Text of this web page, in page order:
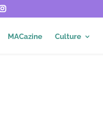
MACazine Culture